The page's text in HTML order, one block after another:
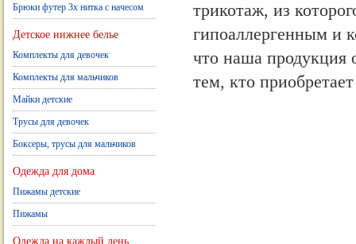
Брюки футер 3х нитка с начесом
Детское нижнее белье
Комплекты для девочек
Комплекты для мальчиков
Майки детские
Трусы для девочек
Боксеры, трусы для мальчиков
Одежда для дома
Пижамы детские
Пижамы
Одежда на каждый день
трикотаж, из
гипоаллергенным и
что наша продукция
тем, кто